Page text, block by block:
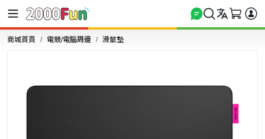
商城首頁 電競/電腦周邊 滑鼠墊